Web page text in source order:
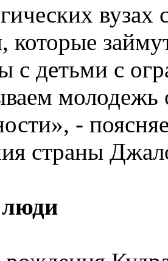
которые
с детьми с
молодежь
-
страны